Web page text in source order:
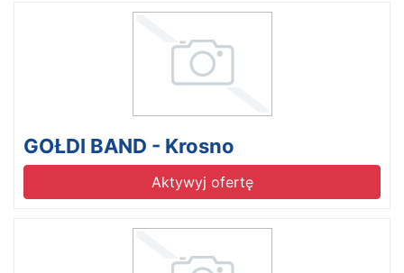
GOŁDI BAND - Krosno
Aktywyj ofertę